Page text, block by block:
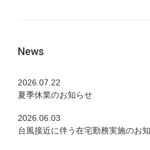
News
2026.07.22
夏季休業のお知らせ
2026.06.03
台風接近に伴う在宅勤務実施のお